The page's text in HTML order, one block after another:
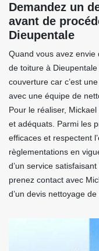
Demandez un
avant de
Dieupentale
Quand vous avez envie
de toiture à
couverture car c’est
avec une équipe de
Pour le réaliser,
et adéquats. Parmi les
efficaces et respectent
règlementations en
d’un service
prenez contact avec
d’un devis nettoyage de